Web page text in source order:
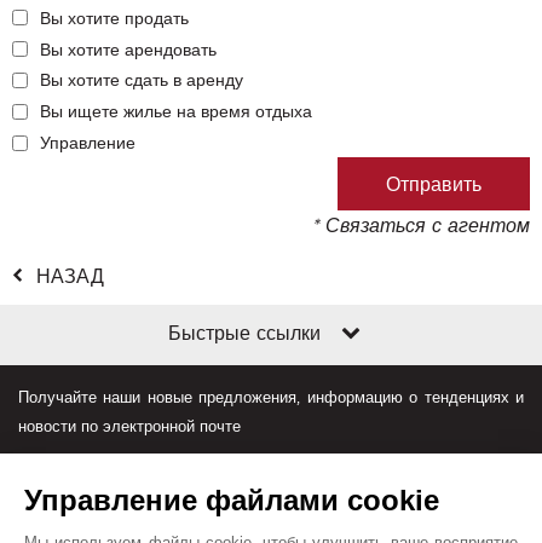
Вы хотите продать
Вы хотите арендовать
Вы хотите сдать в аренду
Вы ищете жилье на время отдыха
Управление
* Связаться с агентом
НАЗАД
Быстрые ссылки
Получайте наши новые предложения, информацию о тенденциях и
новости по электронной почте
Управление файлами cookie